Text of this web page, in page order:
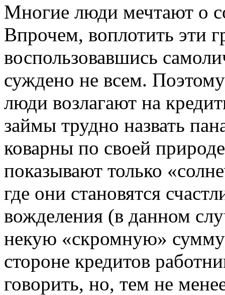
Многие люди мечтают о
Впрочем, воплотить эти
воспользовавшись
суждено не всем.
люди возлагают на
займы трудно назвать
коварны по своей
показывают только
где они становятся
вожделения (в данном
некую «скромную»
стороне кредитов
говорить, но, тем не